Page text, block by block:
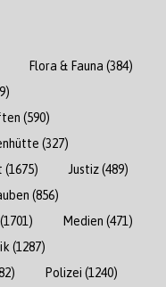
Flora & Fauna (384)
(590)
(327)
(1675) Justiz(489)
(856)
(1701) Medien (471)
(1287)
Polizei (1240)